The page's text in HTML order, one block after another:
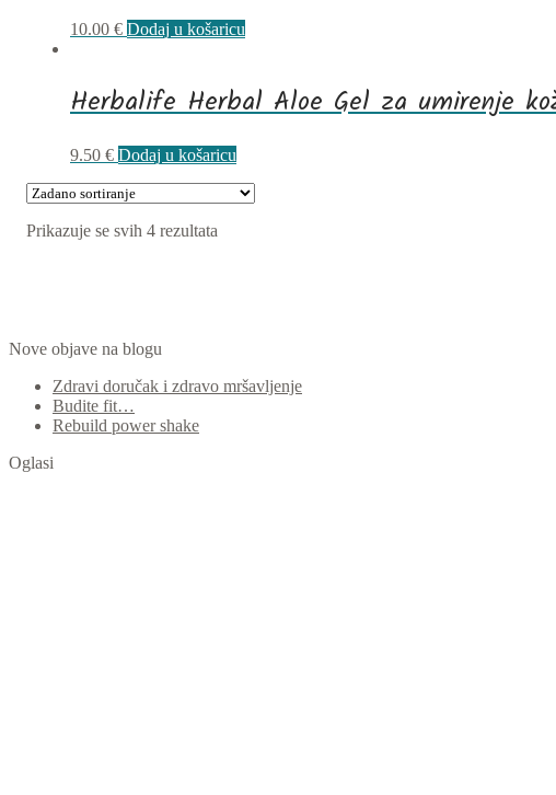
10.00 € Dodaj u košaricu
Herbalife Herbal Aloe Gel za umirenje
9.50 € Dodaj u košaricu
Prikazuje se svih 4 rezultata
Nove objave na blogu
Zdravi doručak i zdravo mršavljenje
Budite fit…
Rebuild power shake
Oglasi